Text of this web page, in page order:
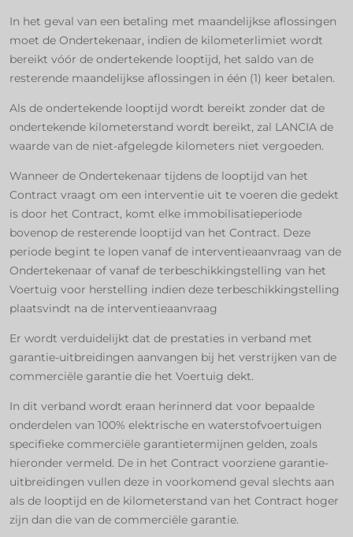
In het geval van een betaling met maandelijkse aflossingen
moet de Ondertekenaar, indien de kilometerlimiet wordt
bereikt vóór de ondertekende looptijd, het saldo van de
resterende maandelijkse aflossingen in één (1) keer betalen.
Als de ondertekende looptijd wordt bereikt zonder dat de
ondertekende kilometerstand wordt bereikt, zal LANCIA de
waarde van de niet-afgelegde kilometers niet vergoeden.
Wanneer de Ondertekenaar tijdens de looptijd van het
Contract vraagt om een interventie uit te voeren die gedekt
is door het Contract, komt elke immobilisatieperiode
bovenop de resterende looptijd van het Contract. Deze
periode begint te lopen vanaf de interventieaanvraag van de
Ondertekenaar of vanaf de terbeschikkingstelling van het
Voertuig voor herstelling indien deze terbeschikkingstelling
plaatsvindt na de interventieaanvraag
Er wordt verduidelijkt dat de prestaties in verband met
garantie-uitbreidingen aanvangen bij het verstrijken van de
commerciële garantie die het Voertuig dekt.
In dit verband wordt eraan herinnerd dat voor bepaalde
onderdelen van 100% elektrische en waterstofvoertuigen
specifieke commerciële garantietermijnen gelden, zoals
hieronder vermeld. De in het Contract voorziene garantie-
uitbreidingen vullen deze in voorkomend geval slechts aan
als de looptijd en de kilometerstand van het Contract hoger
zijn dan die van de commerciële garantie.